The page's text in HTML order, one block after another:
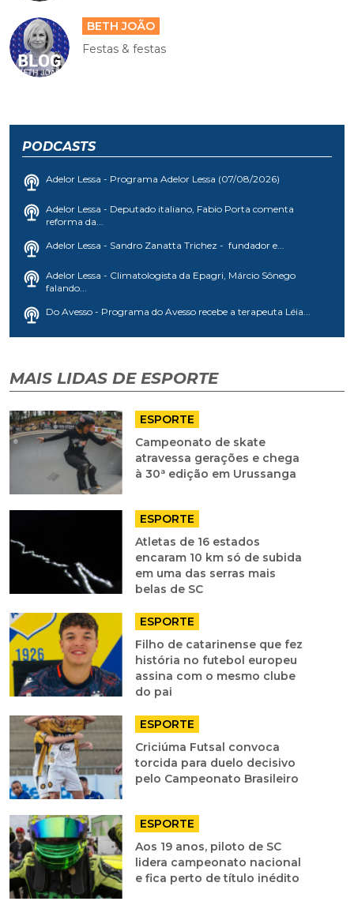
BETH JOÃO
Festas & festas
PODCASTS
Adelor Lessa - Programa Adelor Lessa (07/08/2026)
Adelor Lessa - Deputado italiano, Fabio Porta comenta
reforma da...
Adelor Lessa - Sandro Zanatta Trichez - fundador e...
Adelor Lessa - Climatologista da Epagri, Márcio Sônego
falando...
Do Avesso - Programa do Avesso recebe a terapeuta Léia...
MAIS LIDAS DE ESPORTE
ESPORTE
Campeonato de skate
atravessa gerações e chega
à 30ª edição em Urussanga
ESPORTE
Atletas de 16 estados
encaram 10 km só de subida
em uma das serras mais
belas de SC
ESPORTE
Filho de catarinense que fez
história no futebol europeu
assina com o mesmo clube
do pai
ESPORTE
Criciúma Futsal convoca
torcida para duelo decisivo
pelo Campeonato Brasileiro
ESPORTE
Aos 19 anos, piloto de SC
lidera campeonato nacional
e fica perto de título inédito